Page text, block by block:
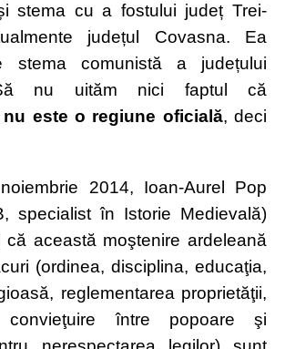
stema cu a fostului județ Trei-
județul Covasna. Ea
comunistă a județului
nu uităm nici faptul că
nu este o regiune oficială, deci
2014, Ioan-Aurel Pop
specialist în Istorie Medievală)
că această moştenire ardeleană
(ordinea, disciplina, educaţia,
reglementarea proprietăţii,
între popoare şi